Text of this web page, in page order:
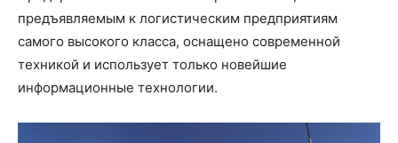
предъявляемым к логистическим предприятиям
самого высокого класса, оснащено современной
техникой и использует только новейшие
информационные технологии.